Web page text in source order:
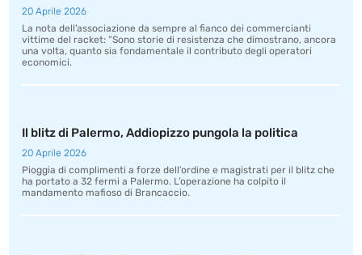
20 Aprile 2026
La nota dell’associazione da sempre al fianco dei commercianti
vittime del racket: “Sono storie di resistenza che dimostrano, ancora
una volta, quanto sia fondamentale il contributo degli operatori
economici.
Il blitz di Palermo, Addiopizzo pungola la politica
20 Aprile 2026
Pioggia di complimenti a forze dell’ordine e magistrati per il blitz che
ha portato a 32 fermi a Palermo. L’operazione ha colpito il
mandamento mafioso di Brancaccio.